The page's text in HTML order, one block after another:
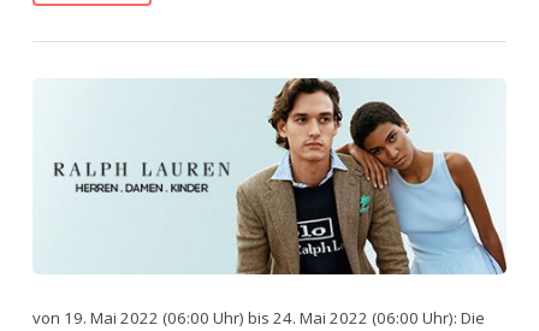
von 19. Mai 2022 (06:00 Uhr) bis 24. Mai 2022 (06:00 Uhr): Die